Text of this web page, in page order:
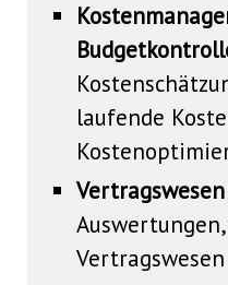
laufende
Vertragswesen
Vertragswesen